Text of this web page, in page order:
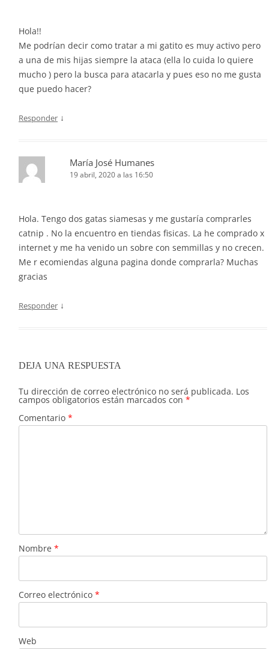
Hola!!
Me podrían decir como tratar a mi gatito es muy activo pero
a una de mis hijas siempre la ataca (ella lo cuida lo quiere
mucho ) pero la busca para atacarla y pues eso no me gusta
que puedo hacer?
Responder ↓
María José Humanes
19 abril, 2020 a las 16:50
Hola. Tengo dos gatas siamesas y me gustaría comprarles
catnip . No la encuentro en tiendas fisicas. La he comprado x
internet y me ha venido un sobre con semmillas y no crecen.
Me r ecomiendas alguna pagina donde comprarla? Muchas
gracias
Responder ↓
DEJA UNA RESPUESTA
Tu dirección de correo electrónico no será publicada. Los
campos obligatorios están marcados con *
Comentario *
Nombre *
Correo electrónico *
Web